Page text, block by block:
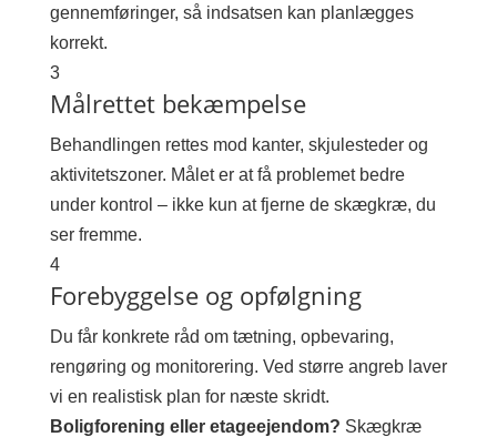
gennemføringer, så indsatsen kan planlægges
korrekt.
3
Målrettet bekæmpelse
Behandlingen rettes mod kanter, skjulesteder og
aktivitetszoner. Målet er at få problemet bedre
under kontrol – ikke kun at fjerne de skægkræ, du
ser fremme.
4
Forebyggelse og opfølgning
Du får konkrete råd om tætning, opbevaring,
rengøring og monitorering. Ved større angreb laver
vi en realistisk plan for næste skridt.
Boligforening eller etageejendom? Skægkræ